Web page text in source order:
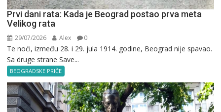
Prvi dani rata: Kada je Beograd postao prva meta
Velikog rata
29/07/2026 Alex 0
Te noći, između 28. i 29. jula 1914. godine, Beograd nije spavao.
Sa druge strane Save...
BEOGRADSKE PRIČE